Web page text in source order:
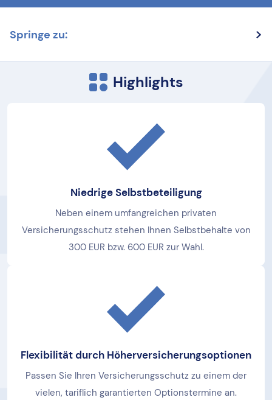
Springe zu:
Highlights
Niedrige Selbstbeteiligung
Neben einem umfangreichen privaten
Versicherungsschutz stehen Ihnen Selbstbehalte von
300 EUR bzw. 600 EUR zur Wahl.
Flexibilität durch Höherversicherungsoptionen
Passen Sie Ihren Versicherungsschutz zu einem der
vielen, tariflich garantierten Optionstermine an.